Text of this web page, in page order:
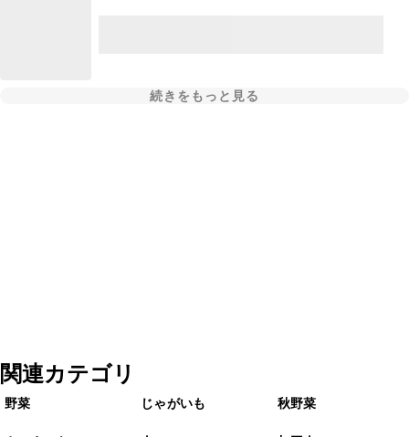
続きをもっと見る
関連カテゴリ
野菜 じゃがいも 秋野菜